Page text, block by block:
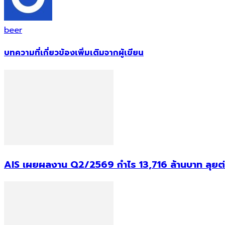
beer
บทความที่เกี่ยวข้องเพิ่มเติมจากผู้เขียน
AIS เผยผลงาน Q2/2569 กำไร 13,716 ล้านบาท ลุ